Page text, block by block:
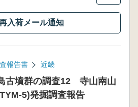
入荷メール通知
報告書 近畿
古墳群の調査12 寺山南山
5)発掘調査報告